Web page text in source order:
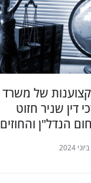
של משרד
דין שניר חזוט
הנדל"ן והחוזים